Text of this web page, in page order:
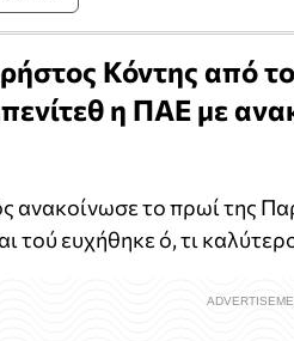
Κόντης από
η ΠΑΕ με
ανακοίνωσε το πρωί της
τού ευχήθηκε ό, τι